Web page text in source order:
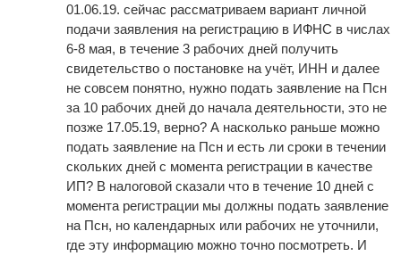
01.06.19. сейчас рассматриваем вариант личной
подачи заявления на регистрацию в ИФНС в числах
6-8 мая, в течение 3 рабочих дней получить
свидетельство о постановке на учёт, ИНН и далее
не совсем понятно, нужно подать заявление на Псн
за 10 рабочих дней до начала деятельности, это не
позже 17.05.19, верно? А насколько раньше можно
подать заявление на Псн и есть ли сроки в течении
скольких дней с момента регистрации в качестве
ИП? В налоговой сказали что в течение 10 дней с
момента регистрации мы должны подать заявление
на Псн, но календарных или рабочих не уточнили,
где эту информацию можно точно посмотреть. И